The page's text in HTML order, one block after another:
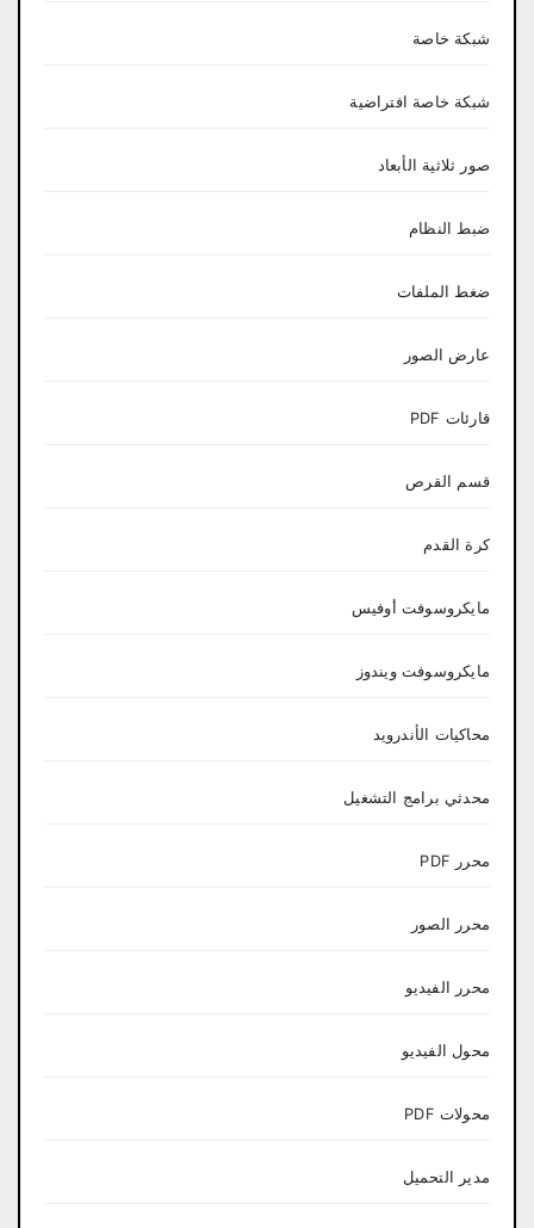
شبكة خاصة
شبكة خاصة افتراضية
صور ثلاثية الأبعاد
ضبط النظام
ضغط الملفات
عارض الصور
قارئات PDF
قسم القرص
كرة القدم
مايكروسوفت أوفيس
مايكروسوفت ويندوز
محاكيات الأندرويد
محدثي برامج التشغيل
محرر PDF
محرر الصور
محرر الفيديو
محول الفيديو
محولات PDF
مدير التحميل